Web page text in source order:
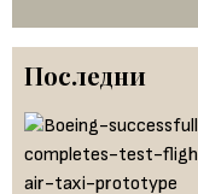
Последни